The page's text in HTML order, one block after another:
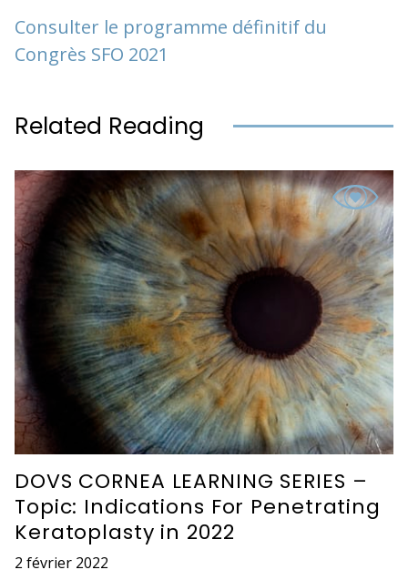
Consulter le programme définitif du
Congrès SFO 2021
Related Reading
DOVS CORNEA LEARNING SERIES –
Topic: Indications For Penetrating
Keratoplasty in 2022
2 février 2022